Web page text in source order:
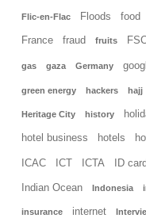
Flic-en-Flac Floods food
France fraud fruits
gas gaza Germany
green energy hackers hajj
Heritage City history
hotel business hotels
ICAC ICT ICTA ID card
Indian Ocean Indonesia
insurance internet